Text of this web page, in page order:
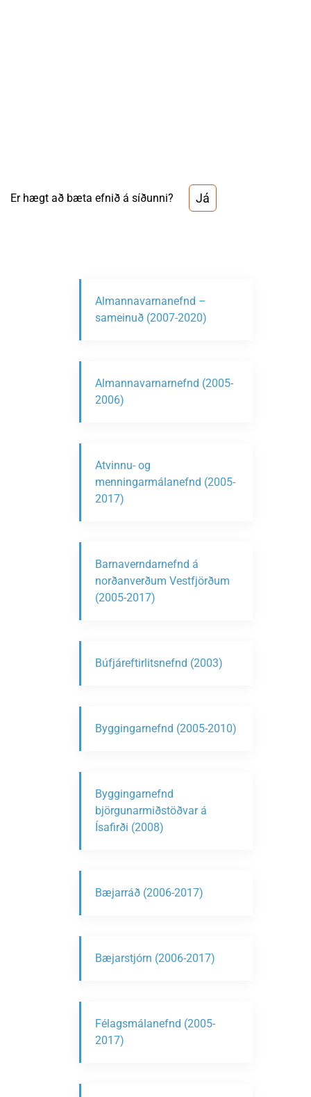
Er hægt að bæta efnið á síðunni? Já
Almannavarnanefnd –
sameinuð (2007-2020)
Almannavarnarnefnd (2005-
2006)
Atvinnu- og
menningarmálanefnd (2005-
2017)
Barnaverndarnefnd á
norðanverðum Vestfjörðum
(2005-2017)
Búfjáreftirlitsnefnd (2003)
Byggingarnefnd (2005-2010)
Byggingarnefnd
björgunarmiðstöðvar á
Ísafirði (2008)
Bæjarráð (2006-2017)
Bæjarstjórn (2006-2017)
Félagsmálanefnd (2005-
2017)